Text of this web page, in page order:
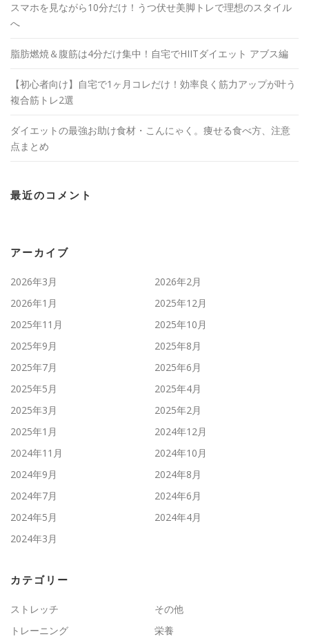
スマホを見ながら10分だけ！うつ伏せ美脚トレで理想のスタイル
へ
脂肪燃焼＆腹筋は4分だけ集中！自宅でHIITダイエット アブス編
【初心者向け】自宅で1ヶ月コレだけ！効率良く筋力アップが叶う
複合筋トレ2選
ダイエットの最強お助け食材・こんにゃく。痩せる食べ方、注意
点まとめ
最近のコメント
アーカイブ
2026年3月
2026年2月
2026年1月
2025年12月
2025年11月
2025年10月
2025年9月
2025年8月
2025年7月
2025年6月
2025年5月
2025年4月
2025年3月
2025年2月
2025年1月
2024年12月
2024年11月
2024年10月
2024年9月
2024年8月
2024年7月
2024年6月
2024年5月
2024年4月
2024年3月
カテゴリー
ストレッチ
その他
トレーニング
栄養